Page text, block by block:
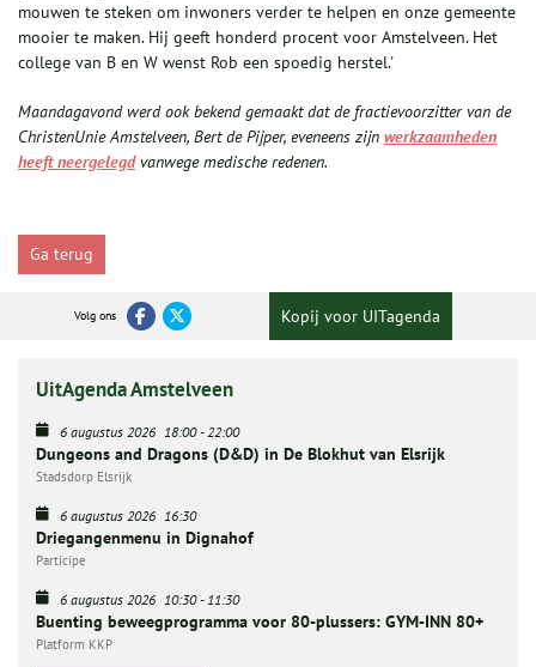
mouwen te steken om inwoners verder te helpen en onze gemeente
mooier te maken. Hij geeft honderd procent voor Amstelveen. Het
college van B en W wenst Rob een spoedig herstel.'
Maandagavond werd ook bekend gemaakt dat de fractievoorzitter van de
ChristenUnie Amstelveen, Bert de Pijper, eveneens zijn werkzaamheden
heeft neergelegdvanwege medische redenen.
Ga terug
Volg ons Kopij voor UITagenda
UitAgenda Amstelveen
6 augustus 2026 18:00-22:00
Dungeons and Dragons (D&D) in De Blokhut van Elsrijk
Stadsdorp Elsrijk
6 augustus 2026 16:30
Driegangenmenu in Dignahof
Participe
6 augustus 2026 10:30-11:30
Buenting beweegprogramma voor 80-plussers: GYM-INN 80+
Platform KKP